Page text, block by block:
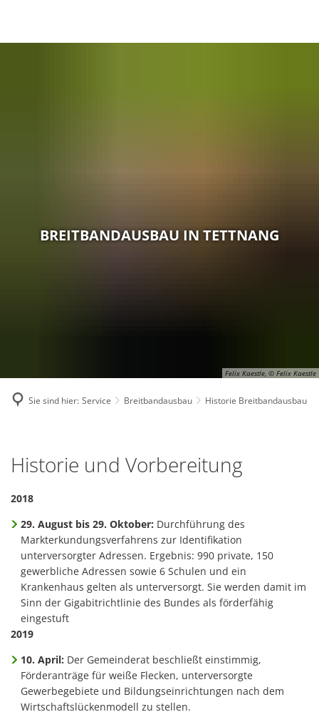
Felix Kaestle, © Felix Kaestle
BREITBANDAUSBAU IN TETTNANG
Sie sind hier: Service Breitbandausbau Historie Breitbandausbau
Breitbandausbau
Historie und Vorbereitung
2018
29. August bis 29. Oktober: Durchführung des
Markterkundungsverfahrens zur Identifikation
unterversorgter Adressen. Ergebnis: 990 private, 150
gewerbliche Adressen sowie 6 Schulen und ein
Krankenhaus gelten als unterversorgt. Sie werden damit im
Sinn der Gigabitrichtlinie des Bundes als förderfähig
eingestuft
2019
10. April: Der Gemeinderat beschließt einstimmig,
Förderanträge für weiße Flecken, unterversorgte
Gewerbegebiete und Bildungseinrichtungen nach dem
Wirtschaftslückenmodell zu stellen.